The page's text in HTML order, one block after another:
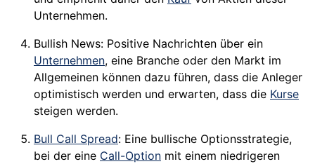
Unternehmen.
Bullish News: Positive Nachrichten über ein
Unternehmen, eine Branche oder den Markt im
Allgemeinen können dazu führen, dass die Anleger
optimistisch werden und erwarten, dass die Kurse
steigen werden.
Bull Call Spread: Eine bullische Optionsstrategie,
bei der eine Call-Option mit einem niedrigeren